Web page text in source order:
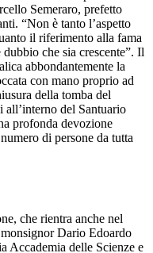
Semeraro, prefetto
“Non è tanto l’aspetto
il riferimento alla fama
che sia crescente”. Il
abbondantemente la
con mano proprio ad
della tomba del
all’interno del Santuario
profonda devozione
di persone da tutta
che rientra anche nel
Dario Edoardo
Accademia delle Scienze e